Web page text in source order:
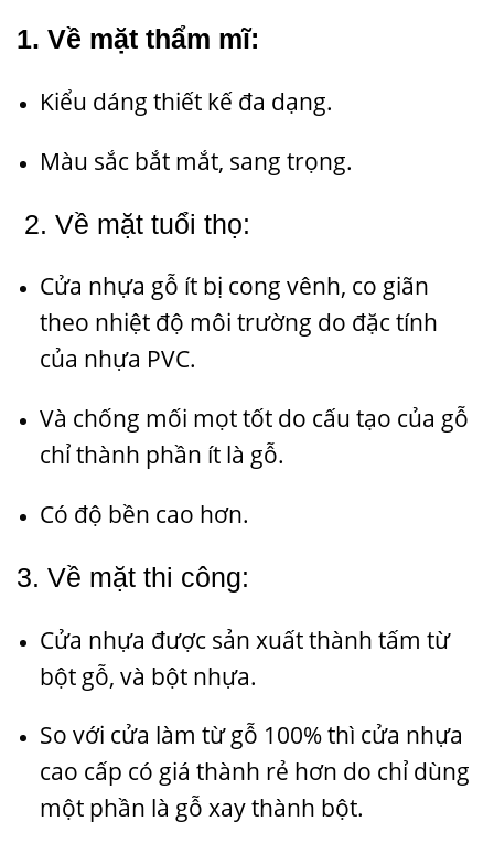
1. Về mặt thẩm mĩ:
Kiểu dáng thiết kế đa dạng.
Màu sắc bắt mắt, sang trọng.
2. Về mặt tuổi thọ:
Cửa nhựa gỗ ít bị cong vênh, co giãn
theo nhiệt độ môi trường do đặc tính
của nhựa PVC.
Và chống mối mọt tốt do cấu tạo của gỗ
chỉ thành phần ít là gỗ.
Có độ bền cao hơn.
3. Về mặt thi công:
Cửa nhựa được sản xuất thành tấm từ
bột gỗ, và bột nhựa.
So với cửa làm từ gỗ 100% thì cửa nhựa
cao cấp có giá thành rẻ hơn do chỉ dùng
một phần là gỗ xay thành bột.